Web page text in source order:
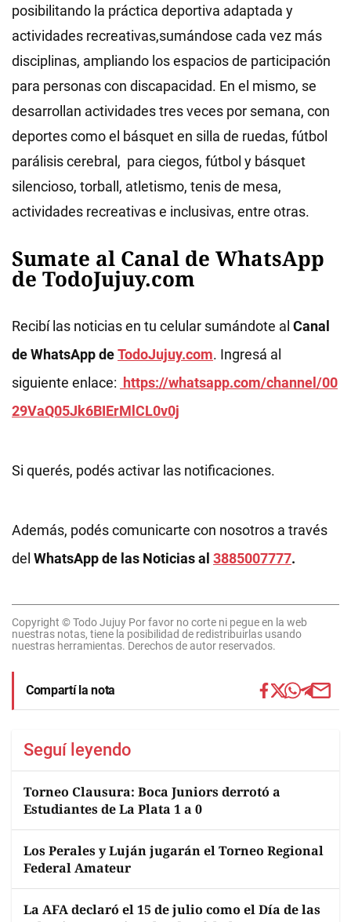
posibilitando la práctica deportiva adaptada y
actividades recreativas,sumándose cada vez más
disciplinas, ampliando los espacios de participación
para personas con discapacidad. En el mismo, se
desarrollan actividades tres veces por semana, con
deportes como el básquet en silla de ruedas, fútbol
parálisis cerebral, para ciegos, fútbol y básquet
silencioso, torball, atletismo, tenis de mesa,
actividades recreativas e inclusivas, entre otras.
Sumate al Canal de WhatsApp
de TodoJujuy.com
Recibí las noticias en tu celular sumándote al Canal
de WhatsApp deTodoJujuy.com. Ingresá al
siguiente enlace: https://whatsapp.com/channel/00
29VaQ05Jk6BIErMlCL0v0j
Si querés, podés activar las notificaciones.
Además, podés comunicarte con nosotros a través
del WhatsApp de las Noticias al 3885007777.
Copyright © Todo Jujuy Por favor no corte ni pegue en la web
nuestras notas, tiene la posibilidad de redistribuirlas usando
nuestras herramientas. Derechos de autor reservados.
Compartí la nota
Seguí leyendo
Torneo Clausura: Boca Juniors derrotó a
Estudiantes de La Plata 1 a 0
Los Perales y Luján jugarán el Torneo Regional
Federal Amateur
La AFA declaró el 15 de julio como el Día de las